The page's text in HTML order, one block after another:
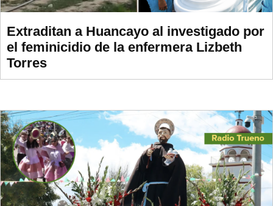
Extraditan a Huancayo al investigado por
el feminicidio de la enfermera Lizbeth
Torres